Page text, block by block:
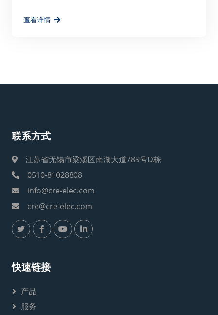
查看详情
联系方式
江苏省无锡市梁溪区南湖大道789号D栋
0510-81028808
info@cre-elec.com
cre@cre-elec.com
快速链接
产品
服务